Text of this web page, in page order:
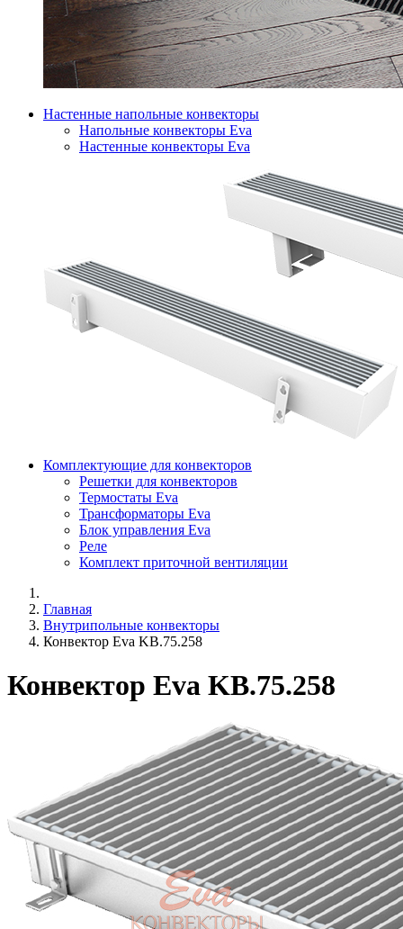
Настенные напольные конвекторы
Напольные конвекторы Eva
Настенные конвекторы Eva
Комплектующие для конвекторов
Решетки для конвекторов
Термостаты Eva
Трансформаторы Eva
Блок управления Eva
Реле
Комплект приточной вентиляции
Главная
Внутрипольные конвекторы
Конвектор Eva KB.75.258
Конвектор Eva KB.75.258